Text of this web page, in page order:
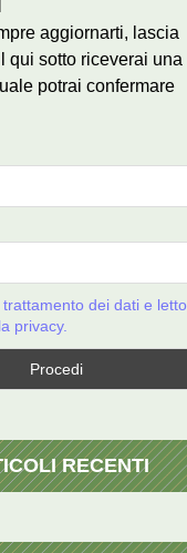
aggiornarti, lascia
qui sotto riceverai una
potrai confermare
trattamento dei dati e letto
privacy.
RECENTI